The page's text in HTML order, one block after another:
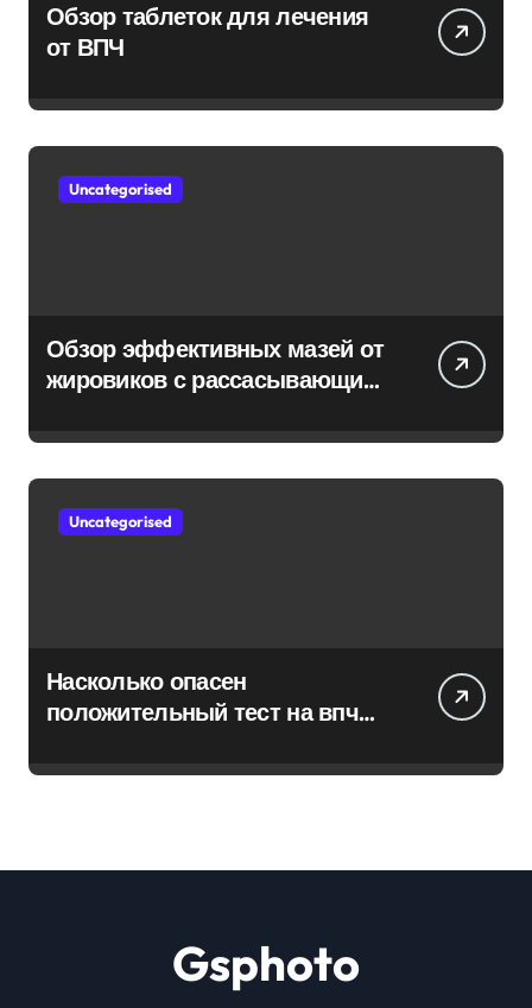
Обзор таблеток для лечения
от ВПЧ
Uncategorised
Обзор эффективных мазей от
жировиков с рассасывающим
Uncategorised
Насколько опасен
положительный тест на впч
Gsphoto